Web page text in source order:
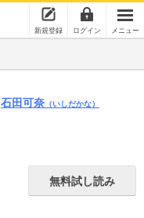
新規登録 ログイン メニュー
石田可奈 （いしだかな）
無料試し読み